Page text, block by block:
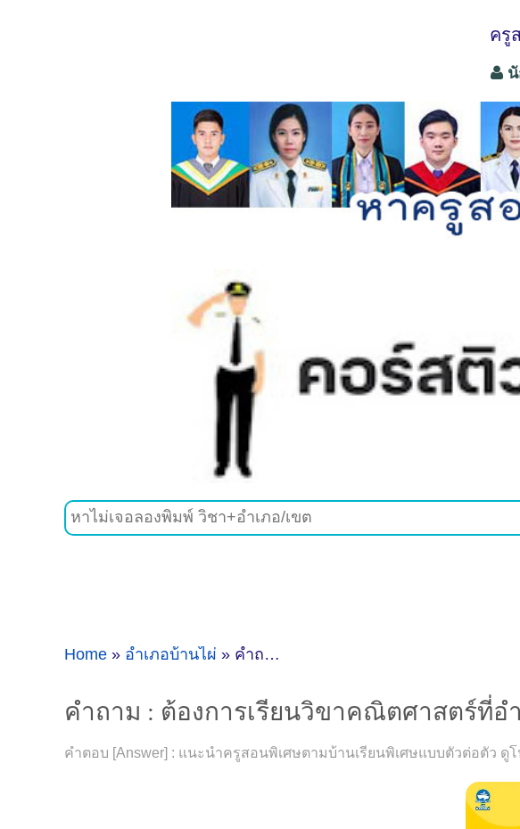
ครู
Home » อำเภอบ้านไผ่ » คำถาม : ต้องการเรียนวิขาคณิตศาสตร์ที่อำเภอบ้านไผ่ ขอนแก่น - ดูคำแนะนำครูสอนพิเศษที่นี่
คำถาม : ต้องการเรียนวิขาคณิตศาสตร์ที่
คำตอบ [Answer] : แนะนำครูสอนพิเศษตามบ้านเรียนพิเศษแบบตัวต่อตัว